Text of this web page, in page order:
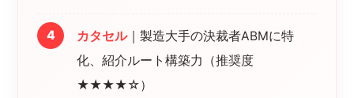
カタセル｜製造大手の決裁者ABMに特
化、紹介ルート構築力（推奨度
★★★★☆）